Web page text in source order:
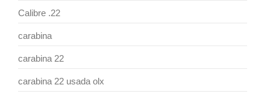
Calibre .22
carabina
carabina 22
carabina 22 usada olx